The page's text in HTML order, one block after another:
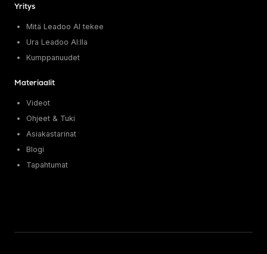
Yritys
Mitä Leadoo AI tekee
Ura Leadoo AI:lla
Kumppanuudet
Materiaalit
Videot
Ohjeet & Tuki
Asiakastarinat
Blogi
Tapahtumat